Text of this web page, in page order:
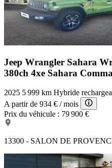
Jeep Wrangler Sahara
380ch 4xe Sahara
2025 5 999 km Hybride
A partir de 934 € / mois
Prix du véhicule : 79 900 €
13300 - SALON DE